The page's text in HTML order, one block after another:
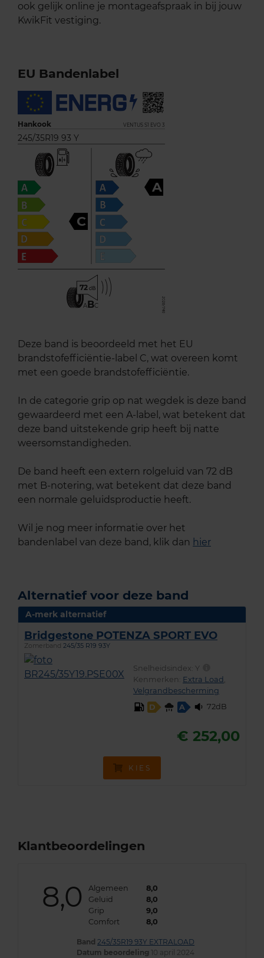
ook gelijk online je montageafspraak in bij jouw
KwikFit vestiging.
EU Bandenlabel
Hankook VENTUS S1 EVO 3
245/35R19 93 Y
C
A
72
ABC
Deze band is beoordeeld met het EU
brandstofefficiëntie-label C, wat overeen komt
met een goede brandstofefficiëntie.
In de categorie grip op nat wegdek is deze band
gewaardeerd met een A-label, wat betekent dat
deze band uitstekende grip heeft bij natte
weersomstandigheden.
De band heeft een extern rolgeluid van 72 dB
met B-notering, wat betekent dat deze band
een normale geluidsproductie heeft.
Wil je nog meer informatie over het
bandenlabel van deze band, klik dan hier
Alternatief voor deze band
A-merk alternatief
Bridgestone POTENZA SPORT EVO
Zomerband 245/35 R19 93Y
Snelheidsindex: Y
Kenmerken: Extra Load
Velgrandbescherming
D
A 72dB
€ 252,00
KIES
Klantbeoordelingen
8,0 Algemeen
8,0
Geluid
8,0
Grip
9,0
Comfort
8,0
Band 245/35R19 93Y EXTRALOAD
Datum beoordeling 10 april 2024